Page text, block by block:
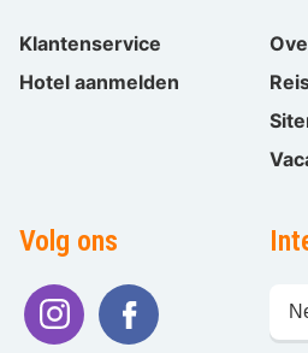
Klantenservice
Hotel aanmelden
Volg ons